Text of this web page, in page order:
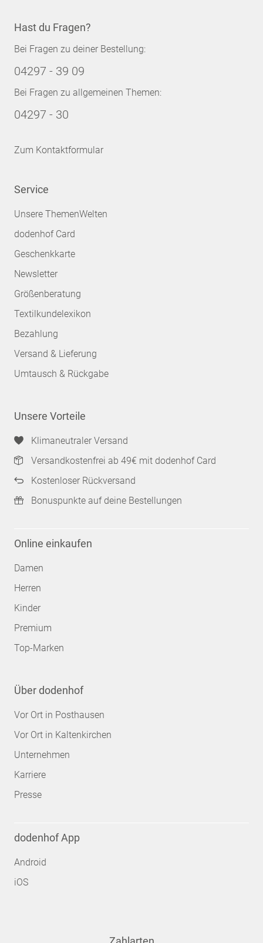
Hast du Fragen?
Bei Fragen zu deiner Bestellung:
04297 - 39 09
Bei Fragen zu allgemeinen Themen:
04297 - 30
Zum Kontaktformular
Service
Unsere ThemenWelten
dodenhof Card
Geschenkkarte
Newsletter
Größenberatung
Textilkundelexikon
Bezahlung
Versand & Lieferung
Umtausch & Rückgabe
Unsere Vorteile
Klimaneutraler Versand
Versandkostenfrei ab 49€ mit dodenhof Card
Kostenloser Rückversand
Bonuspunkte auf deine Bestellungen
Online einkaufen
Damen
Herren
Kinder
Premium
Top-Marken
Über dodenhof
Vor Ort in Posthausen
Vor Ort in Kaltenkirchen
Unternehmen
Karriere
Presse
dodenhof App
Android
iOS